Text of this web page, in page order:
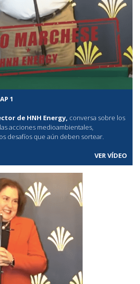
1
de HNH Energy, conversa sobre los
acciones medioambientales,
desafíos que aún deben sortear.
VER VÍDEO